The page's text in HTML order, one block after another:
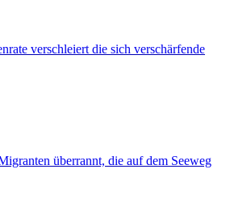
verschleiert die sich verschärfende
überrannt, die auf dem Seeweg